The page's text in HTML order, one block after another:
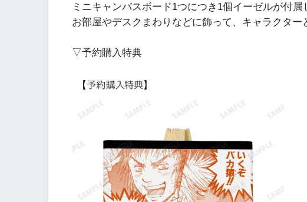
ミニキャンバスボード1つにつき1個イーゼルが付属
お部屋やデスクまわりなどに飾って、キャラクター
▽予約購入特典